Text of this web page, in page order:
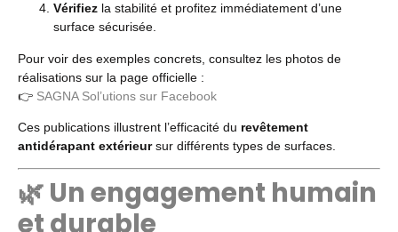
Vérifiez la stabilité et profitez immédiatement d’une
surface sécurisée.
Pour voir des exemples concrets, consultez les photos de
réalisations sur la page officielle :
👉 SAGNA Sol’utions sur Facebook
Ces publications illustrent l’efficacité du revêtement
antidérapant extérieursur différents types de surfaces.
🌿 Un engagement humain
et durable